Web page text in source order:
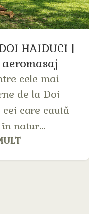
HAIDUCI |
cele mai
de la Doi
care caută
natur...